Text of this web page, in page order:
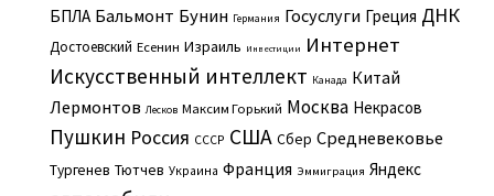
БПЛА Бальмонт Бунин Германия Госуслуги Греция ДНК
Достоевский Есенин Израиль Инвестиции Интернет
Искусственный интеллект Канада Китай
Лермонтов Лесков Максим Горький Москва Некрасов
Пушкин Россия СССР США Сбер Средневековье
Тургенев Тютчев Украина Франция Эммиграция Яндекс